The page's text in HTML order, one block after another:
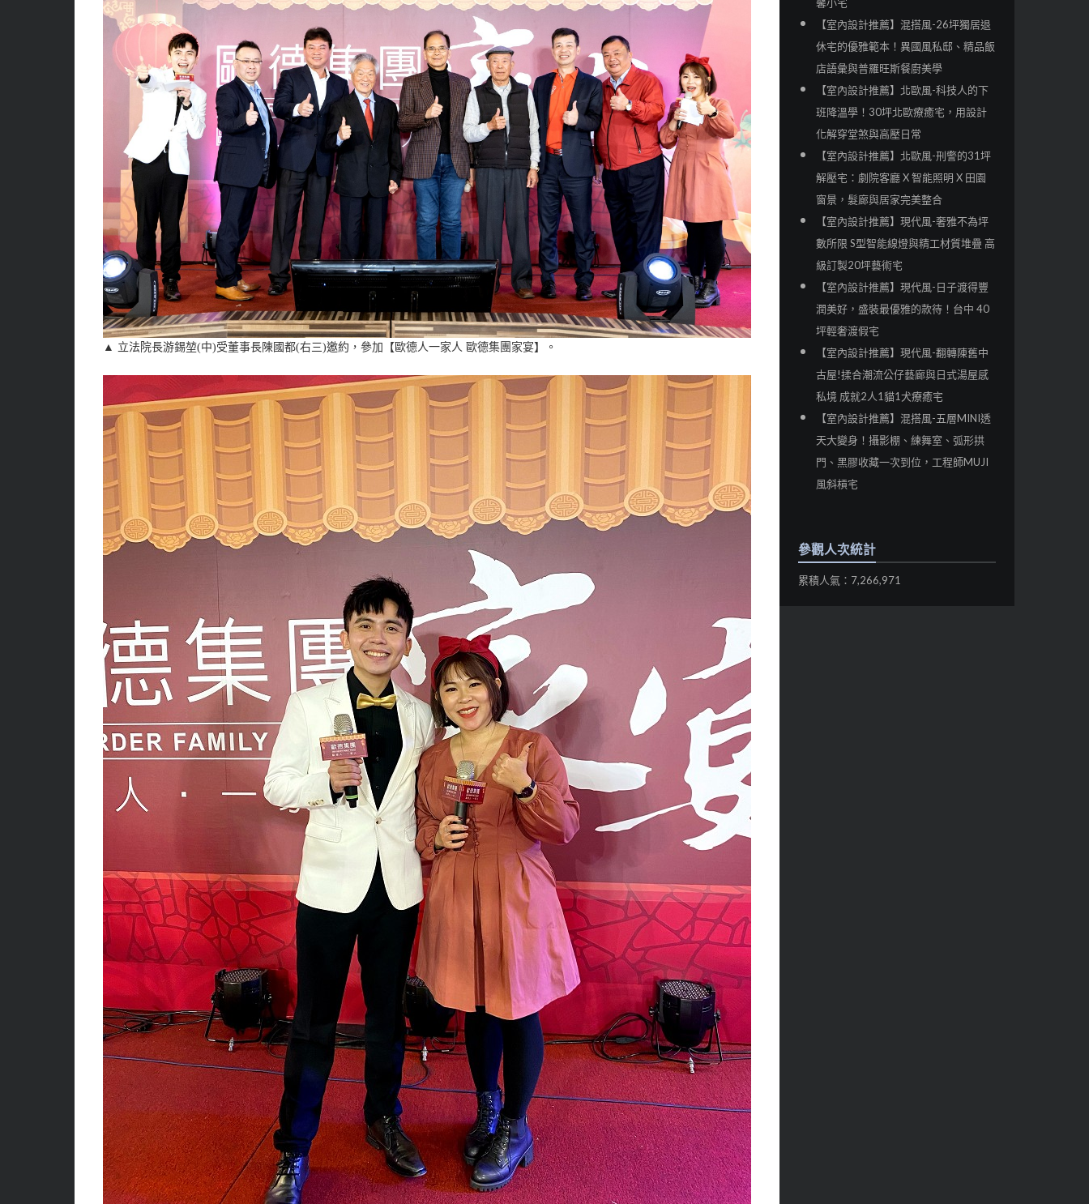
▲ 立法院長游錫堃(中)受董事長陳國都(右三)邀約，參加【歐德人一家人 歐德集團家宴】。
【室內設計推薦】混搭風-26坪獨居退
休宅的優雅範本！異國風私邸、精品飯
店語彙與普羅旺斯餐廚美學
【室內設計推薦】北歐風-科技人的下
班降溫學！30坪北歐療癒宅，用設計
化解穿堂煞與高壓日常
【室內設計推薦】北歐風-刑警的31坪
解壓宅：劇院客廳 X 智能照明 X 田園
窗景，髮廊與居家完美整合
【室內設計推薦】現代風-奢雅不為坪
數所限 S型智能線燈與精工材質堆疊 高
級訂製20坪藝術宅
【室內設計推薦】現代風-日子渡得豐
潤美好，盛裝最優雅的款待！台中 40
坪輕奢渡假宅
【室內設計推薦】現代風-翻轉陳舊中
古屋!揉合潮流公仔藝廊與日式湯屋感
私境 成就2人1貓1犬療癒宅
【室內設計推薦】混搭風-五層MINI透
天大變身！攝影棚、練舞室、弧形拱
門、黑膠收藏一次到位，工程師MUJI
風斜槓宅
參觀人次統計
累積人氣：7,266,971